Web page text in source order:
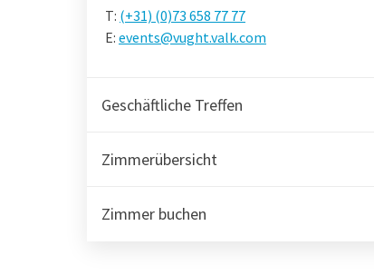
T: (+31) (0)73 658 77 77
E: events@vught.valk.com
Geschäftliche Treffen
Zimmerübersicht
Zimmer buchen